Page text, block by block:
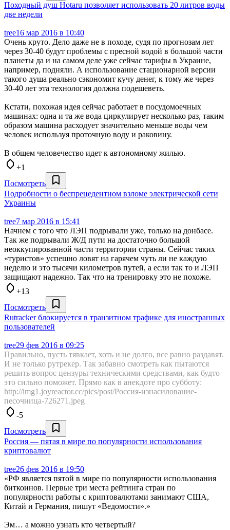
Походный душ Hotaru позволяет использовать 20 литров воды
две недели
tree16 мар 2016 в 10:40
Очень круто. Дело даже не в походе, судя по прогнозам лет
через 30-40 будут проблемы с пресной водой в большой части
планеты да и на самом деле уже сейчас тарифы в Украине,
например, подняли. А использование стационарной версии
такого душа реально сэкономит кучу денег, к тому же через
30-40 лет эта технология должна подешеветь.
Кстати, похожая идея сейчас работает в посудомоечных
машинах: одна и та же вода циркулирует несколько раз, таким
образом машина расходует значительно меньше воды чем
человек используя проточную воду и раковину.
В общем человечество идет к автономному жилью.
+1
Посмотреть
Подробности о беспрецедентном взломе электрической сети
Украины
tree7 мар 2016 в 15:41
Начнем с того что ЛЭП подрывали уже, только на донбасе.
Так же подрывали Ж/Д пути на достаточно большой
неоккупированной части территории страны. Сейчас таких
«туристов» успешно ловят на гарячем чуть ли не каждую
неделю и это тысячи километров путей, а если так то и ЛЭП
защищают надежно. Так что на тренировку это не похоже.
+13
Посмотреть
Rutracker блокируется в транзитном трафике для иностранных
пользователей
tree29 фев 2016 в 09:25
Правильно, пусть тявкает, хоть и не долго, все равно раздавят.
И не только рутрекер. Так забавно смотреть как пытаются
решить вопрос цензуры техническими средствами, как будто
это сильно поможет. Прямо как в анекдоте про субботу:
http://img1.joyreactor.cc/pics/post/Россия-изнасилование-
песочница-726271.jpeg
-5
Посмотреть
Россия — пятая в мире по популярности использования
криптовалют
tree26 фев 2016 в 19:50
«РФ является пятой в мире по популярности использования
биткоинов. Первые три места рейтинга стран по
популярности работы с криптовалютами занимают США,
Китай и Германия, пишут «Ведомости».»
Эм… а можно узнать кто четвертый?